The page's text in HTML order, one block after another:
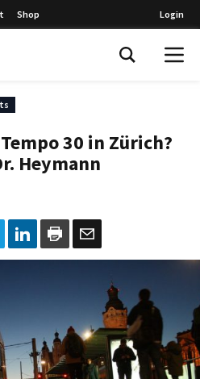
Shop Login
30 in Zürich?
Heymann